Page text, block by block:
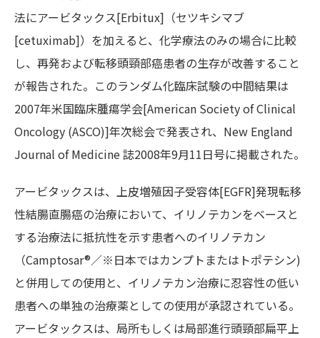
法にアービタックス[Erbitux]（セツキシマブ
[cetuximab]）を加えると、化学療法のみの場合に比較
し、再発および転移頭頸部癌患者の生存が改善すること
が報告された。このランダム化臨床試験の中間結果は
2007年米国臨床腫瘍学会[American Society of Clinical
Oncology (ASCO)]年次総会で発表され、New England
Journal of Medicine 誌2008年9月11日号に掲載された。
アービタックスは、上皮増殖因子受容体[EGFR]発現転移
性結腸直腸癌の治療において、イリノテカンをベースと
する治療法に抵抗性を示す患者へのイリノテカン
（Camptosar®／※日本ではカンプトまたはトポテシン)
と併用しての使用と、イリノテカン治療に忍容性の低い
患者への単独の治療薬としての使用が承認されている。
アービタックスは、局所もしくは局部進行頭頸部扁平上